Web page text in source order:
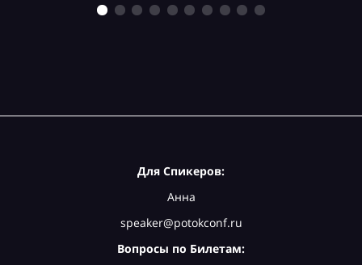
Для Спикеров:
Анна
speaker@potokconf.ru
Вопросы по Билетам: